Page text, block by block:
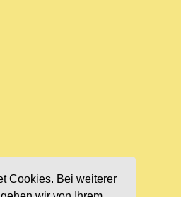
Cookies. Bei weiterer